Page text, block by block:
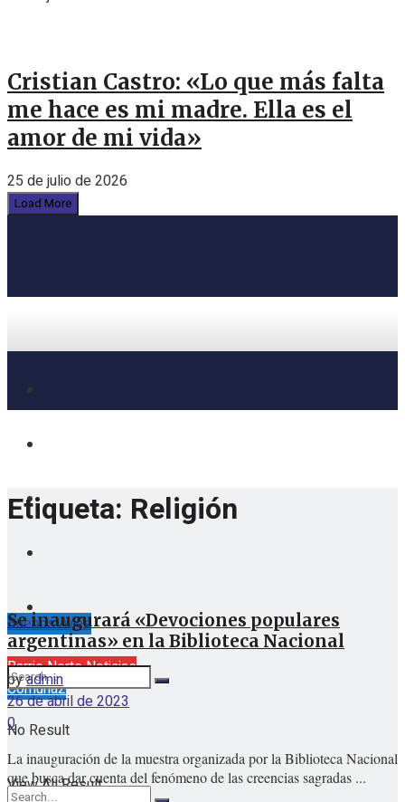
Cristian Castro: «Lo que más falta
me hace es mi madre. Ella es el
amor de mi vida»
25 de julio de 2026
Load More
Buenos Aires
viernes, agosto 7, 2026
Barrio Norte Noticias
Comuna2
No Result
View All Result
Etiqueta: Religión
Se inaugurará «Devociones populares
argentinas» en la Biblioteca Nacional
byadmin
26 de abril de 2023
0
La inauguración de la muestra organizada por la Biblioteca Nacional
que busca dar cuenta del fenómeno de las creencias sagradas ...